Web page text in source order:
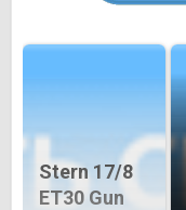
Stern 17/8
ET30 Gun